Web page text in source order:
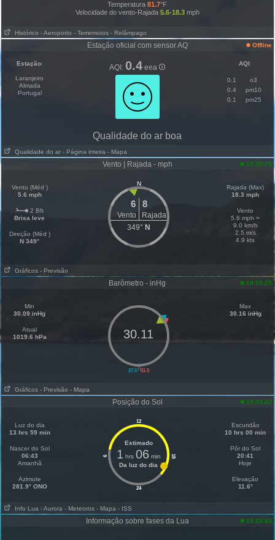
Temperatura81.7°F
Velocidade do vento-Rajada 5.6-18.3mph
Histórico - Aeroporto - Terremotos - Relâmpago
Estação oficial com sensor AQ Offline
Estação:
Laranjeiro
Almada
Portugal
AQI: 0.4 eea AQI:
0.1
o3
0.4
pm10
0.1
pm25
Qualidade do ar boa
Qualidade do ar - Página inteira - Mapa
Vento | Rajada - mph 19:35:25
Vento (Méd )
5.6 mph
2 Bft
Brisa leve
Direção (Méd )
N 349°
N
6 8
Vento
Rajada
349° N
Rajada (Max)
18.3 mph
Vento
5.6 mph =
9.0 km/h
2.5 m/s
4.9 kts
Gráficos - Previsão
Barômetro - inHg 19:35:25
Min
30.09 inHg
Atual
1019.6 hPa
||
27.5 31.5
30.11
Max
30.16 inHg
Gráficos - Previsão - Mapa
Posição do Sol 19:35:42
Luz do dia
13 hrs 59 min
Nascer do Sol
06:43
Amanhã
Azimute
281.9° ONO
12
24
6 18
Estimado
1 hrs 06min
Da luz do dia
Escuridão
10 hrs 00 min
Pôr do Sol
20:41
Hoje
Elevação
11.6°
Info Lua - Aurora - Meteoros - Mapa - ISS
Informação sobre fases da Lua 19:35:42